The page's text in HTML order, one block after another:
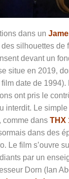
dans un
silhouettes de
devant un
situe en 2019,
date de 1994).
ont pris le
interdit. Le simple
comme dans THX
dans des
Le film s’ouvre
par un
Dorn (Ian